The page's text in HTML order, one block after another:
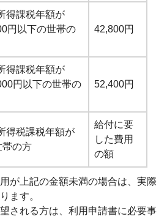
得課税年額が
円以下の世帯の
42,800円
得課税年額が
円以下の世帯の
52,400円
得税課税年額が
帯の方
給付に要
した費用
の額
が上記の金額未満の場合は、実際
ます。
される方は、利用申請書に必要事